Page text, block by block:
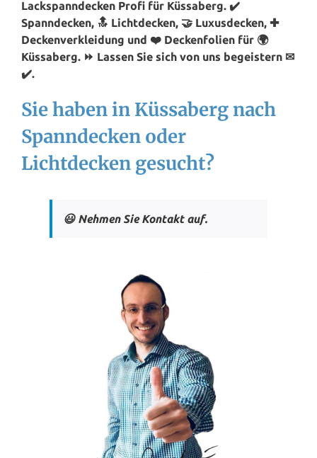
Lackspanndecken Profi für Küssaberg. ✔️
Spanndecken, 🔝 Lichtdecken, 🤝 Luxusdecken, ✚
Deckenverkleidung und ❤️ Deckenfolien für 🌍
Küssaberg. ⏩ Lassen Sie sich von uns begeistern ✉
✔️.
Sie haben in Küssaberg nach
Spanndecken oder
Lichtdecken gesucht?
😃 Nehmen Sie Kontakt auf.